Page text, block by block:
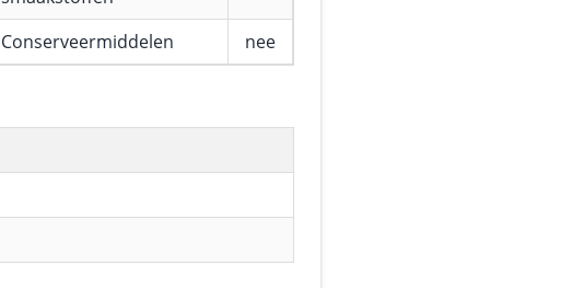
Conserveermiddelen nee